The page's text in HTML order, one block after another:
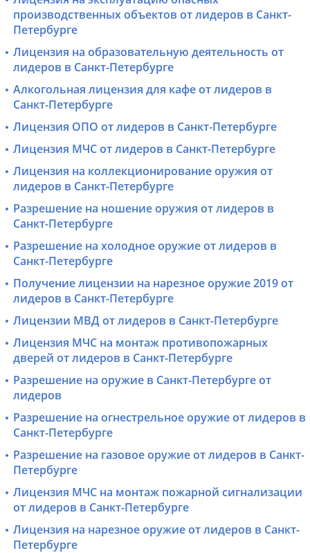
производственных объектов от лидеров в Санкт-
Петербурге
Лицензия на образовательную деятельность от
лидеров в Санкт-Петербурге
Алкогольная лицензия для кафе от лидеров в
Санкт-Петербурге
Лицензия ОПО от лидеров в Санкт-Петербурге
Лицензия МЧС от лидеров в Санкт-Петербурге
Лицензия на коллекционирование оружия от
лидеров в Санкт-Петербурге
Разрешение на ношение оружия от лидеров в
Санкт-Петербурге
Разрешение на холодное оружие от лидеров в
Санкт-Петербурге
Получение лицензии на нарезное оружие 2019 от
лидеров в Санкт-Петербурге
Лицензии МВД от лидеров в Санкт-Петербурге
Лицензия МЧС на монтаж противопожарных
дверей от лидеров в Санкт-Петербурге
Разрешение на оружие в Санкт-Петербурге от
лидеров
Разрешение на огнестрельное оружие от лидеров в
Санкт-Петербурге
Разрешение на газовое оружие от лидеров в Санкт-
Петербурге
Лицензия МЧС на монтаж пожарной сигнализации
от лидеров в Санкт-Петербурге
Лицензия на нарезное оружие от лидеров в Санкт-
Петербурге